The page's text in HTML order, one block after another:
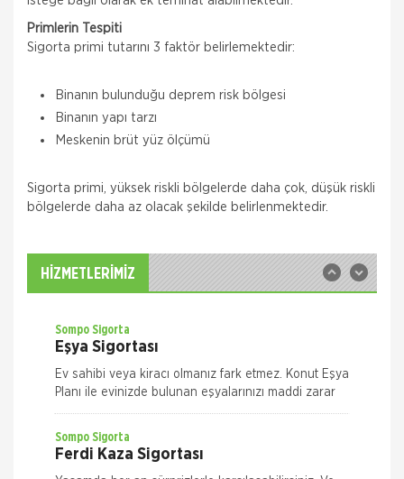
Primlerin Tespiti
Sigorta primi tutarını 3 faktör belirlemektedir:
Binanın bulunduğu deprem risk bölgesi
Binanın yapı tarzı
Meskenin brüt yüz ölçümü
Sigorta primi, yüksek riskli bölgelerde daha çok, düşük riskli
bölgelerde daha az olacak şekilde belirlenmektedir.
HİZMETLERİMİZ
Quick Sigorta
Zorunlu Deprem Sigortası
gelecek yangın, patlama, tsunami ve yer kayması
hasarlarını teminat altına almak istiyorsanız Das
İş Yeriniz Sompo Japan ile Güvence Altında! İş Yeri
Sompo Sigorta
Eşya Sigortası
Ev sahibi veya kiracı olmanız fark etmez. Konut Eşya
Planı ile evinizde bulunan eşyalarınızı maddi zarar
ve risklere karşı size en uygun plan alternatifini
Sompo Sigorta
Ferdi Kaza Sigortası